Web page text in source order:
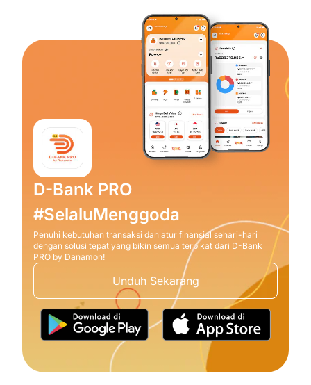
D-Bank PRO
#SelaluMenggoda
Penuhi kebutuhan transaksi dan atur finansial sehari-hari
dengan solusi tepat yang bikin semua terpikat dari D-Bank
PRO by Danamon!
Unduh Sekarang